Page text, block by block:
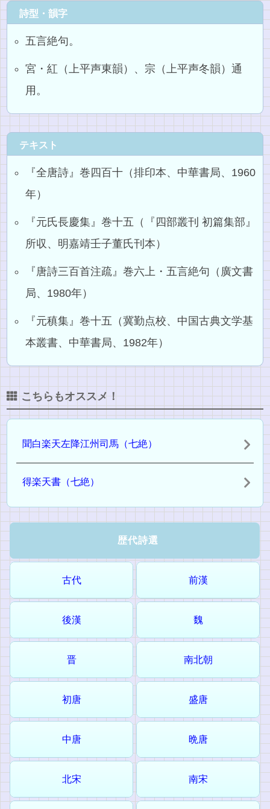
詩型・韻字
五言絶句。
宮・紅（上平声東韻）、宗（上平声冬韻）通
用。
テキスト
『全唐詩』巻四百十（排印本、中華書局、1960
年）
『元氏長慶集』巻十五（『四部叢刊 初篇集部』
所収、明嘉靖壬子董氏刊本）
『唐詩三百首注疏』巻六上・五言絶句（廣文書
局、1980年）
『元稹集』巻十五（冀勤点校、中国古典文学基
本叢書、中華書局、1982年）
こちらもオススメ！
聞白楽天左降江州司馬（七絶）
得楽天書（七絶）
歴代詩選
古代 前漢
後漢 魏
晋 南北朝
初唐 盛唐
中唐 晩唐
北宋 南宋